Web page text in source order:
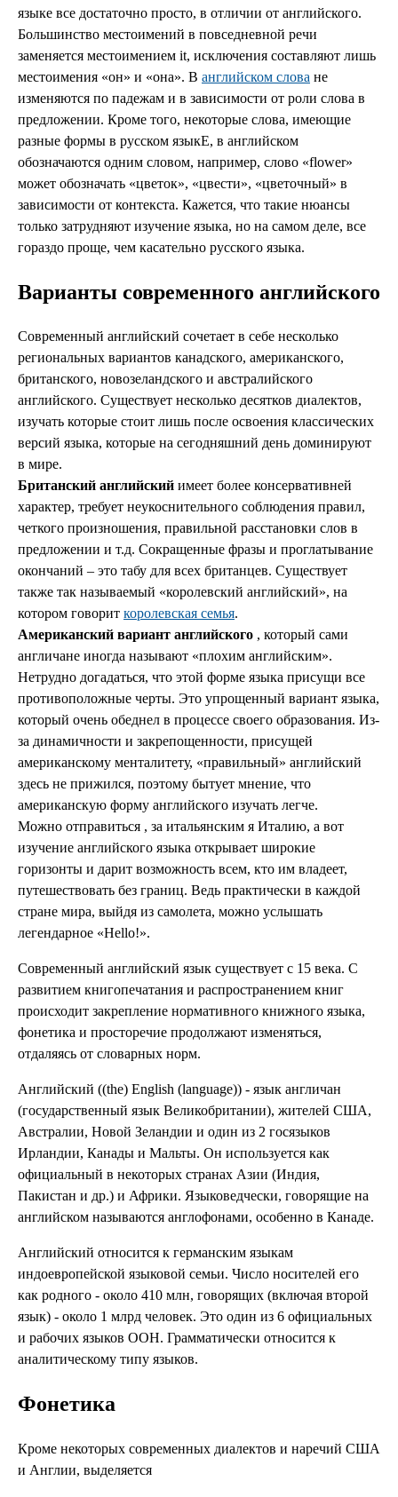
языке все достаточно просто, в отличии от английского.
Большинство местоимений в повседневной речи
заменяется местоимением it, исключения составляют лишь
местоимения «он» и «она». В английском слова не
изменяются по падежам и в зависимости от роли слова в
предложении. Кроме того, некоторые слова, имеющие
разные формы в русском языкЕ, в английском
обозначаются одним словом, например, слово «flower»
может обозначать «цветок», «цвести», «цветочный» в
зависимости от контекста. Кажется, что такие нюансы
только затрудняют изучение языка, но на самом деле, все
гораздо проще, чем касательно русского языка.
Варианты современного английского
Современный английский сочетает в себе несколько
региональных вариантов канадского, американского,
британского, новозеландского и австралийского
английского. Существует несколько десятков диалектов,
изучать которые стоит лишь после освоения классических
версий языка, которые на сегодняшний день доминируют
в мире.
Британский английский имеет более консервативней
характер, требует неукоснительного соблюдения правил,
четкого произношения, правильной расстановки слов в
предложении и т.д. Сокращенные фразы и проглатывание
окончаний – это табу для всех британцев. Существует
также так называемый «королевский английский», на
котором говорит королевская семья.
Американский вариант английского , который сами
англичане иногда называют «плохим английским».
Нетрудно догадаться, что этой форме языка присущи все
противоположные черты. Это упрощенный вариант языка,
который очень обеднел в процессе своего образования. Из-
за динамичности и закрепощенности, присущей
американскому менталитету, «правильный» английский
здесь не прижился, поэтому бытует мнение, что
американскую форму английского изучать легче.
Можно отправиться , за итальянским я Италию, а вот
изучение английского языка открывает широкие
горизонты и дарит возможность всем, кто им владеет,
путешествовать без границ. Ведь практически в каждой
стране мира, выйдя из самолета, можно услышать
легендарное «Hello!».
Современный английский язык существует с 15 века. С
развитием книгопечатания и распространением книг
происходит закрепление нормативного книжного языка,
фонетика и просторечие продолжают изменяться,
отдаляясь от словарных норм.
Английский ((the) English (language)) - язык англичан
(государственный язык Великобритании), жителей США,
Австралии, Новой Зеландии и один из 2 госязыков
Ирландии, Канады и Мальты. Он используется как
официальный в некоторых странах Азии (Индия,
Пакистан и др.) и Африки. Языковедчески, говорящие на
английском называются англофонами, особенно в Канаде.
Английский относится к германским языкам
индоевропейской языковой семьи. Число носителей его
как родного - около 410 млн, говорящих (включая второй
язык) - около 1 млрд человек. Это один из 6 официальных
и рабочих языков ООН. Грамматически относится к
аналитическому типу языков.
Фонетика
Кроме некоторых современных диалектов и наречий США
и Англии, выделяется